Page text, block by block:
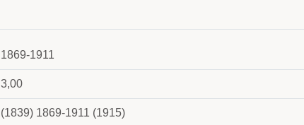
1869-1911
3,00
(1839) 1869-1911 (1915)